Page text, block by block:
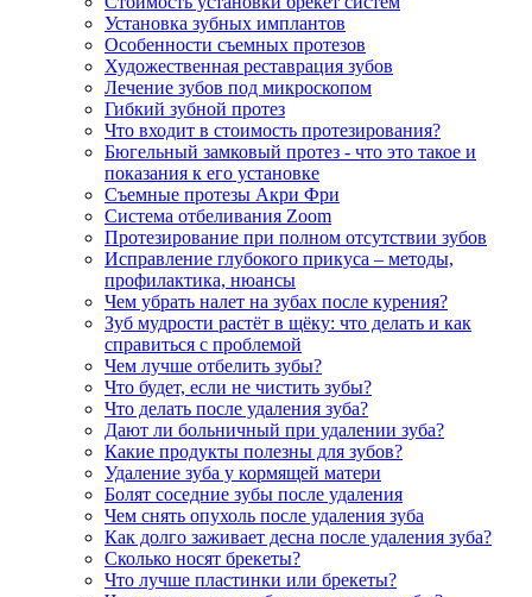
Установка зубных имплантов
Особенности съемных протезов
Художественная реставрация зубов
Лечение зубов под микроскопом
Гибкий зубной протез
Что входит в стоимость протезирования?
Бюгельный замковый протез - что это такое и
показания к его установке
Съемные протезы Акри Фри
Система отбеливания Zoom
Протезирование при полном отсутствии зубов
Исправление глубокого прикуса – методы,
профилактика, нюансы
Чем убрать налет на зубах после курения?
Зуб мудрости растёт в щёку: что делать и как
справиться с проблемой
Чем лучше отбелить зубы?
Что будет, если не чистить зубы?
Что делать после удаления зуба?
Дают ли больничный при удалении зуба?
Какие продукты полезны для зубов?
Удаление зуба у кормящей матери
Болят соседние зубы после удаления
Чем снять опухоль после удаления зуба
Как долго заживает десна после удаления зуба?
Сколько носят брекеты?
Что лучше пластинки или брекеты?